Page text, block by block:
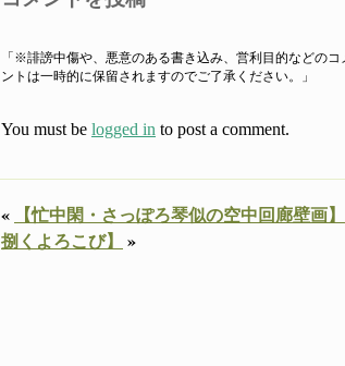
「※誹謗中傷や、悪意のある書き込み、営利目的などの
ントは一時的に保留されますのでご了承ください。」
You must be logged in to post a comment.
« 【忙中閑・さっぽろ琴似の空中回廊壁画】
捌くよろこび】 »